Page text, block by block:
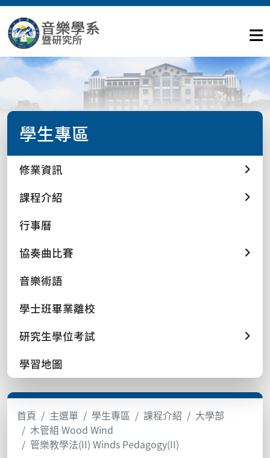
學生專區
修業資訊
課程介紹
行事曆
協奏曲比賽
音樂術語
學士班畢業離校
研究生學位考試
學習地圖
首頁 主選單 學生專區 課程介紹
大學部
木管組 Wood Wind
管樂教學法(II) Winds Pedagogy(II)